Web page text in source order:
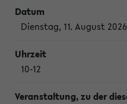
Dienstag, 11. August 2026
10-12